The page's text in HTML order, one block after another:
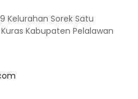
Kelurahan Sorek Satu
Kabupaten Pelalawan